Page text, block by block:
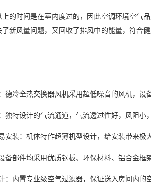
的时间是在室内度过的，因此空调环境空气
新风量问题，又回收了排风中的能量，符合
冷全热交换器风机采用超低噪音的风机，设
特设计的气流通道，气流透过性好，风阻小
装：机体特作超薄机型设计，给安装带来极
部件均采用优质钢板、环保材料、铝合金框
内置专业级空气过滤器，保证送入房间内的